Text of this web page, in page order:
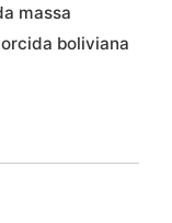
massa
boliviana